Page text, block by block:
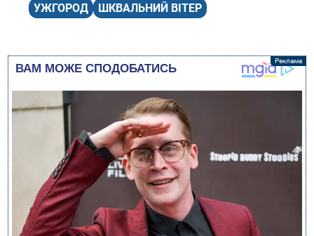
УЖГОРОД
ШКВАЛЬНИЙ ВІТЕР